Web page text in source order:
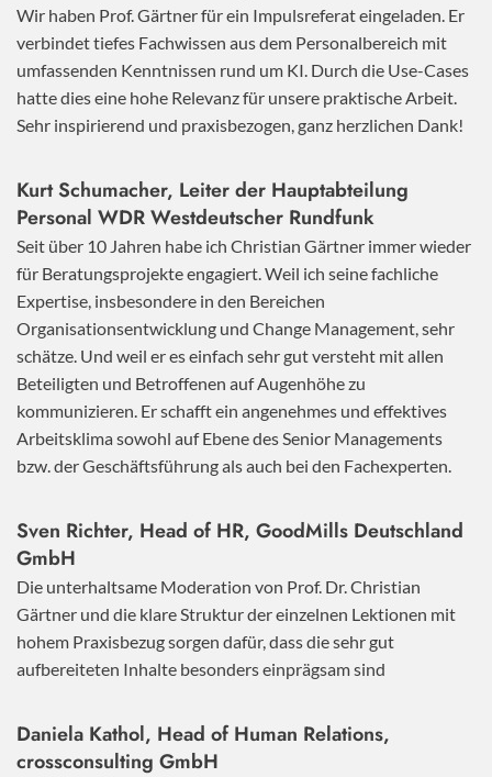
Wir haben Prof. Gärtner für ein Impulsreferat eingeladen. Er
verbindet tiefes Fachwissen aus dem Personalbereich mit
umfassenden Kenntnissen rund um KI. Durch die Use-Cases
hatte dies eine hohe Relevanz für unsere praktische Arbeit.
Sehr inspirierend und praxisbezogen, ganz herzlichen Dank!
Kurt Schumacher, Leiter der Hauptabteilung
Personal WDR Westdeutscher Rundfunk
Seit über 10 Jahren habe ich Christian Gärtner immer wieder
für Beratungsprojekte engagiert. Weil ich seine fachliche
Expertise, insbesondere in den Bereichen
Organisationsentwicklung und Change Management, sehr
schätze. Und weil er es einfach sehr gut versteht mit allen
Beteiligten und Betroffenen auf Augenhöhe zu
kommunizieren. Er schafft ein angenehmes und effektives
Arbeitsklima sowohl auf Ebene des Senior Managements
bzw. der Geschäftsführung als auch bei den Fachexperten.
Sven Richter, Head of HR, GoodMills Deutschland
GmbH
Die unterhaltsame Moderation von Prof. Dr. Christian
Gärtner und die klare Struktur der einzelnen Lektionen mit
hohem Praxisbezug sorgen dafür, dass die sehr gut
aufbereiteten Inhalte besonders einprägsam sind
Daniela Kathol, Head of Human Relations,
crossconsulting GmbH